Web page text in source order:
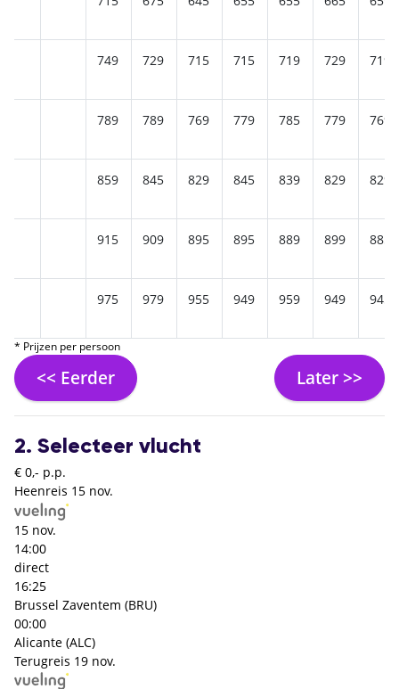
749 729 715 715 719 729 719
789 789 769 779 785 779 769
859 845 829 845 839 829 829
915 909 895 895 889 899 885
975 979 955 949 959 949 945
* Prijzen per persoon
<< Eerder Later >>
2. Selecteer vlucht
€ 0,- p.p.
Heenreis 15 nov.
15 nov.
14:00
direct
16:25
Brussel Zaventem (BRU)
00:00
Alicante (ALC)
Terugreis 19 nov.